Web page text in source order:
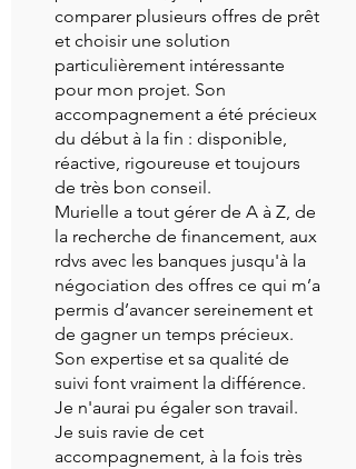
comparer plusieurs offres de prêt
et choisir une solution
particulièrement intéressante
pour mon projet. Son
accompagnement a été précieux
du début à la fin : disponible,
réactive, rigoureuse et toujours
de très bon conseil.
Murielle a tout gérer de A à Z, de
la recherche de financement, aux
rdvs avec les banques jusqu'à la
négociation des offres ce qui m’a
permis d’avancer sereinement et
de gagner un temps précieux.
Son expertise et sa qualité de
suivi font vraiment la différence.
Je n'aurai pu égaler son travail.
Je suis ravie de cet
accompagnement, à la fois très